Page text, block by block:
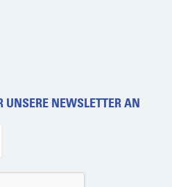
UNSERE NEWSLETTER AN